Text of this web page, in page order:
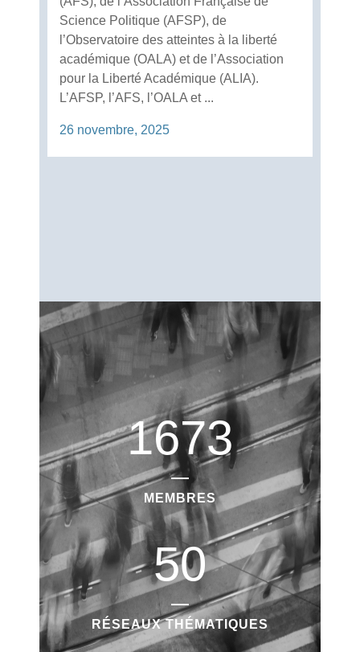
Science Politique (AFSP), de
l’Observatoire des atteintes à la liberté
académique (OALA) et de l’Association
pour la Liberté Académique (ALIA).
L’AFSP, l’AFS, l’OALA et ...
26 novembre, 2025
1673
MEMBRES
50
RÉSEAUX THÉMATIQUES